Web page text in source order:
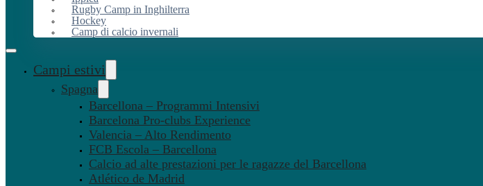
Rugby Camp in Inghilterra
Hockey
Camp di calcio invernali
Campi estivi
Spagna
Barcellona – Programmi Intensivi
Barcelona Pro-clubs Experience
Valencia – Alto Rendimento
FCB Escola – Barcellona
Calcio ad alte prestazioni per le ragazze del Barcellona
Atlético de Madrid